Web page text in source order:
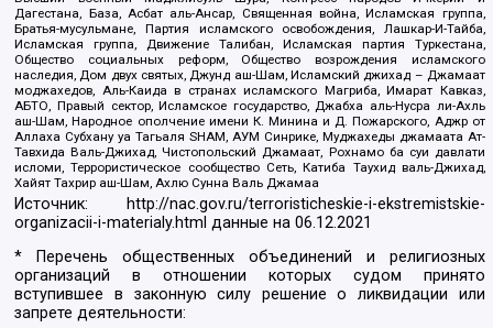
Дагестана, База, Асбат аль-Ансар, Священная война, Исламская группа,
Братья-мусульмане, Партия исламского освобождения, Лашкар-И-Тайба,
Исламская группа, Движение Талибан, Исламская партия Туркестана,
Общество социальных реформ, Общество возрождения исламского
наследия, Дом двух святых, Джунд аш-Шам, Исламский джихад – Джамаат
моджахедов, Аль-Каида в странах исламского Магриба, Имарат Кавказ,
АБТО, Правый сектор, Исламское государство, Джабха аль-Нусра ли-Ахль
аш-Шам, Народное ополчение имени К. Минина и Д. Пожарского, Аджр от
Аллаха Субхану уа Тагьаля SHAM, АУМ Синрике, Муджахеды джамаата Ат-
Тавхида Валь-Джихад, Чистопольский Джамаат, Рохнамо ба суи давлати
исломи, Террористическое сообщество Сеть, Катиба Таухид валь-Джихад,
Хайят Тахрир аш-Шам, Ахлю Сунна Валь Джамаа
Источник:
http://nac.gov.ru/terroristicheskie-i-ekstremistskie-
organizacii-i-materialy.html данные на06.12.2021
* Перечень общественных объединений и религиозных
организаций в отношении которых судом принято
вступившее в законную силу решение о ликвидации или
запрете деятельности: